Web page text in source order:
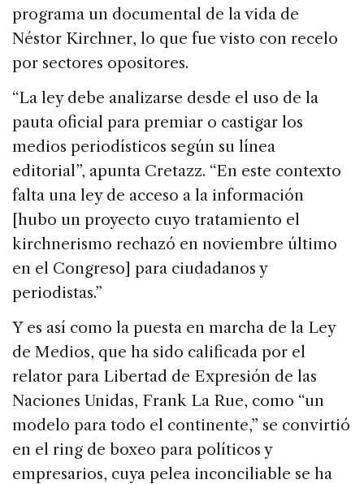
programa un documental de la vida de
Néstor Kirchner, lo que fue visto con recelo
por sectores opositores.
“La ley debe analizarse desde el uso de la
pauta oficial para premiar o castigar los
medios periodísticos según su línea
editorial”, apunta Cretazz. “En este contexto
falta una ley de acceso a la información
[hubo un proyecto cuyo tratamiento el
kirchnerismo rechazó en noviembre último
en el Congreso] para ciudadanos y
periodistas.”
Y es así como la puesta en marcha de la Ley
de Medios, que ha sido calificada por el
relator para Libertad de Expresión de las
Naciones Unidas, Frank La Rue, como “un
modelo para todo el continente,” se convirtió
en el ring de boxeo para políticos y
empresarios, cuya pelea inconciliable se ha